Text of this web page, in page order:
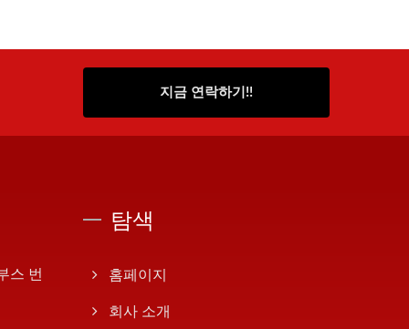
지금 연락하기!!
스 번
탐색
홈페이지
회사 소개